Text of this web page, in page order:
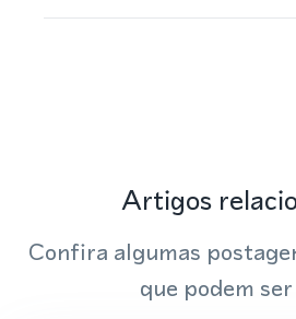
Artigos
Confira algumas
que podem